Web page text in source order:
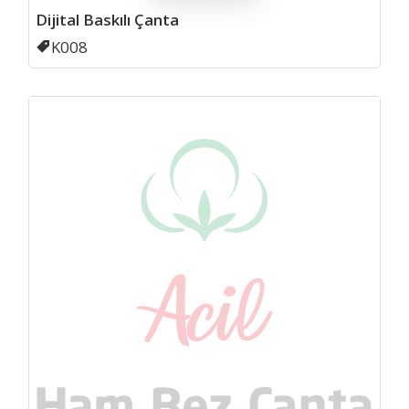
Dijital Baskılı Çanta
Kodu
K008